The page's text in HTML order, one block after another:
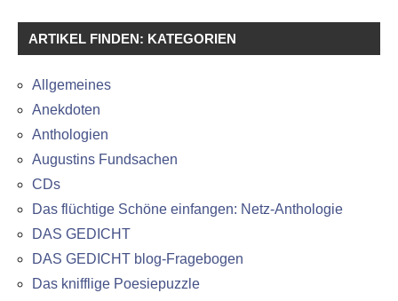
ARTIKEL FINDEN: KATEGORIEN
Allgemeines
Anekdoten
Anthologien
Augustins Fundsachen
CDs
Das flüchtige Schöne einfangen: Netz-Anthologie
DAS GEDICHT
DAS GEDICHT blog-Fragebogen
Das knifflige Poesiepuzzle